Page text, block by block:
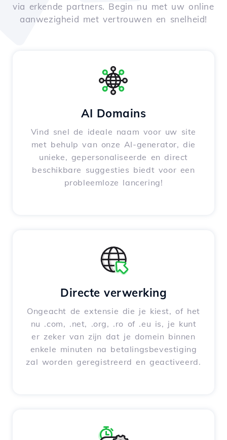
via erkende partners. Begin nu met uw online
aanwezigheid met vertrouwen en snelheid!
AI Domains
Vind snel de ideale naam voor uw site
met behulp van onze AI-generator, die
unieke, gepersonaliseerde en direct
beschikbare suggesties biedt voor een
probleemloze lancering!
Directe verwerking
Ongeacht de extensie die je kiest, of het
nu .com, .net, .org, .ro of .eu is, je kunt
er zeker van zijn dat je domein binnen
enkele minuten na betalingsbevestiging
zal worden geregistreerd en geactiveerd.